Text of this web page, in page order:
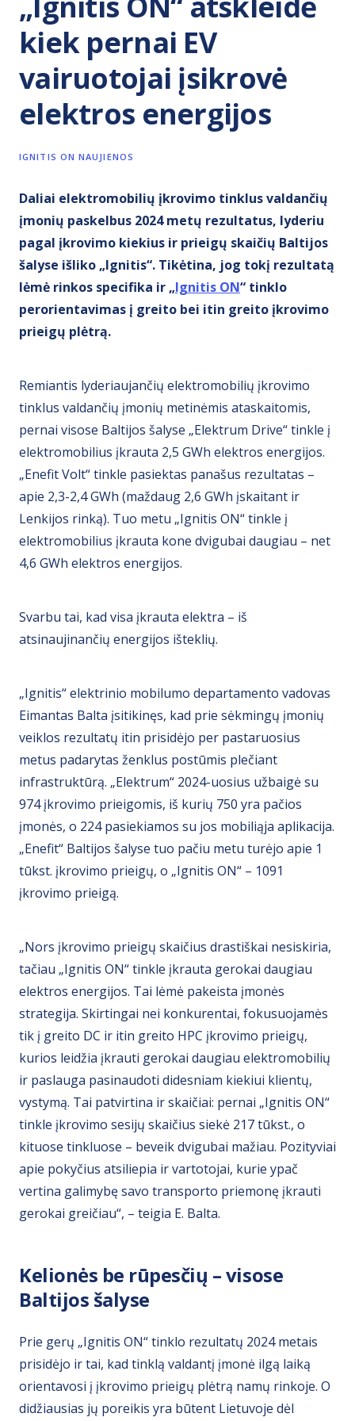
kiek pernai EV
vairuotojai įsikrovė
elektros energijos
IGNITIS ON NAUJIENOS
Daliai elektromobilių įkrovimo tinklus valdančių
įmonių paskelbus 2024 metų rezultatus, lyderiu
pagal įkrovimo kiekius ir prieigų skaičių Baltijos
šalyse išliko „Ignitis“. Tikėtina, jog tokį rezultatą
lėmė rinkos specifika ir „Ignitis ON“ tinklo
perorientavimas į greito bei itin greito įkrovimo
prieigų plėtrą.
Remiantis lyderiaujančių elektromobilių įkrovimo
tinklus valdančių įmonių metinėmis ataskaitomis,
pernai visose Baltijos šalyse „Elektrum Drive“ tinkle į
elektromobilius įkrauta 2,5 GWh elektros energijos.
„Enefit Volt“ tinkle pasiektas panašus rezultatas –
apie 2,3-2,4 GWh (maždaug 2,6 GWh įskaitant ir
Lenkijos rinką). Tuo metu „Ignitis ON“ tinkle į
elektromobilius įkrauta kone dvigubai daugiau – net
4,6 GWh elektros energijos.
Svarbu tai, kad visa įkrauta elektra – iš
atsinaujinančių energijos išteklių.
„Ignitis“ elektrinio mobilumo departamento vadovas
Eimantas Balta įsitikinęs, kad prie sėkmingų įmonių
veiklos rezultatų itin prisidėjo per pastaruosius
metus padarytas ženklus postūmis plečiant
infrastruktūrą. „Elektrum“ 2024-uosius užbaigė su
974 įkrovimo prieigomis, iš kurių 750 yra pačios
įmonės, o 224 pasiekiamos su jos mobiliąja aplikacija.
„Enefit“ Baltijos šalyse tuo pačiu metu turėjo apie 1
tūkst. įkrovimo prieigų, o „Ignitis ON“ – 1091
įkrovimo prieigą.
„Nors įkrovimo prieigų skaičius drastiškai nesiskiria,
tačiau „Ignitis ON“ tinkle įkrauta gerokai daugiau
elektros energijos. Tai lėmė pakeista įmonės
strategija. Skirtingai nei konkurentai, fokusuojamės
tik į greito DC ir itin greito HPC įkrovimo prieigų,
kurios leidžia įkrauti gerokai daugiau elektromobilių
ir paslauga pasinaudoti didesniam kiekiui klientų,
vystymą. Tai patvirtina ir skaičiai: pernai „Ignitis ON“
tinkle įkrovimo sesijų skaičius siekė 217 tūkst., o
kituose tinkluose – beveik dvigubai mažiau. Pozityviai
apie pokyčius atsiliepia ir vartotojai, kurie ypač
vertina galimybę savo transporto priemonę įkrauti
gerokai greičiau“, – teigia E. Balta.
Kelionės be rūpesčių – visose
Baltijos šalyse
Prie gerų „Ignitis ON“ tinklo rezultatų 2024 metais
prisidėjo ir tai, kad tinklą valdantį įmonė ilgą laiką
orientavosi į įkrovimo prieigų plėtrą namų rinkoje. O
didžiausias jų poreikis yra būtent Lietuvoje dėl